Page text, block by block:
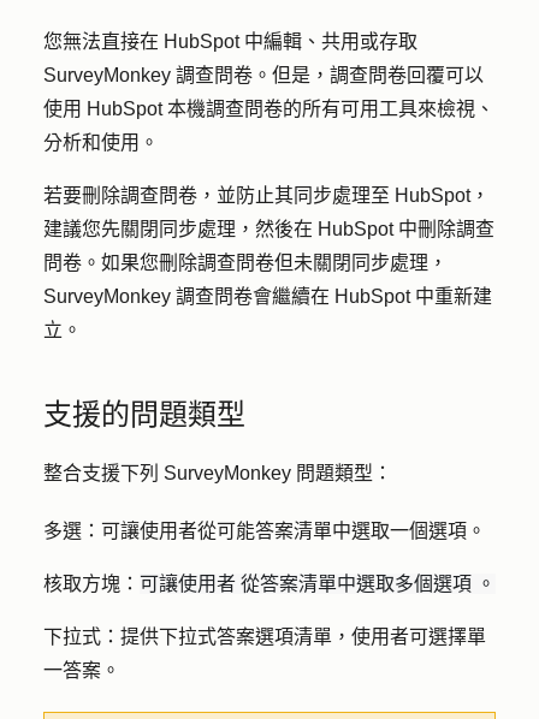
您無法直接在 HubSpot 中編輯、共用或存取
SurveyMonkey 調查問卷。但是，調查問卷回覆可以
使用 HubSpot 本機調查問卷的所有可用工具來檢視、
分析和使用。
若要刪除調查問卷，並防止其同步處理至 HubSpot，
建議您先關閉同步處理，然後在 HubSpot 中刪除調查
問卷。如果您刪除調查問卷但未關閉同步處理，
SurveyMonkey 調查問卷會繼續在 HubSpot 中重新建
立。
支援的問題類型
整合支援下列 SurveyMonkey 問題類型：
多選 ：可讓使用者從可能答案清單中選取一個選項。
核取方塊 ： 可讓使用者 從答案清單中選取多個選項 。
下拉式 ：提供下拉式答案選項清單，使用者可選擇單
一答案。